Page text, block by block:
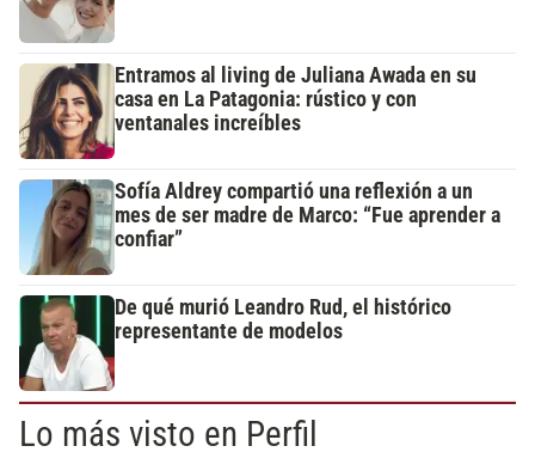
Entramos al living de Juliana Awada en su
casa en La Patagonia: rústico y con
ventanales increíbles
Sofía Aldrey compartió una reflexión a un
mes de ser madre de Marco: “Fue aprender a
confiar”
De qué murió Leandro Rud, el histórico
representante de modelos
Lo más visto en Perfil